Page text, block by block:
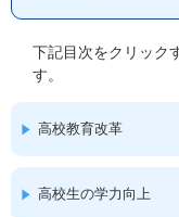
下記目次をクリック
す。
高校教育改革
高校生の学力向上